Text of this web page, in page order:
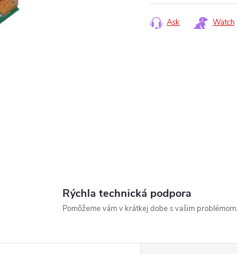
price:
Ask Watch
Rýchla technická podpora
Pomôžeme vám v krátkej dobe s vašim problémom.